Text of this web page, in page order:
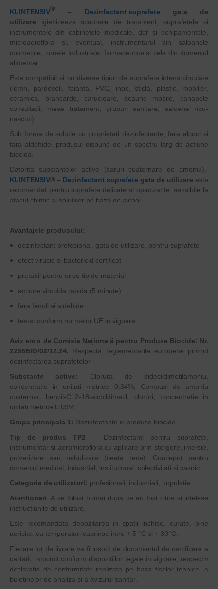
KLINTENSIV® – Dezinfectant suprafete gata de
utilizare igienizeaza scaunele de tratament, suprafetele si
instrumentele din cabinetele medicale, dar si echipamentele,
microaeroflora si, eventual, instrumentarul din saloanele
cosmetice, zonele industriale, farmaceutice si cele din domeniul
alimentar.
Este compatibil si cu diverse tipuri de suprafete intens circulate
(lemn, pardoseli, faianta, PVC, inox, sticla, plastic, mobilier,
ceramica, brancarde, carucioare, scaune mobile, canapele
consultatii, mese tratament, grupuri sanitare, saloane nou-
nascuti).
Sub forma de solutie cu proprietati dezinfectante, fara alcool si
fara aldehide, produsul dispune de un spectru larg de actiune
biocida.
Datorita substantelor active (saruri cuaternare de amoniu),
KLINTENSIV® – Dezinfectant suprafete gata de utilizare este
recomandat pentru suprafete delicate si opacizante, sensibile la
atacul chimic al solutiilor pe baza de alcool.
Avantajele produsului:
dezinfectant profesional, gata de utilizare, pentru suprafete
efect virucid si bactericid certificat
pretabil pentru orice tip de material
actiune virucida rapida (5 minute)
fara fenoli si aldehide
testat conform normelor UE in vigoare
Aviz emis de Comisia Națională pentru Produse Biocide: Nr.
2266BIO/02/12.24. Respecta reglementarile europene privind
dezinfectarea suprafetelor.
Substante active:
Clorura de didecildimetilamoniu,
concentratie in unitati metrice 0.34%; Compusi de amoniu
cuaternar, benzil-C12-18-alchildimetil, cloruri, concentratie in
unitati metrice 0.09%.
Grupa principala 1: Dezinfectante si produse biocide
Tip de produs TP2 – Dezinfectanti pentru suprafete,
instrumentar si aeromicroflora cu aplicare prin stergere, imersie,
pulverizare sau nebulizare (ceata rece). Conceput pentru
domeniul medical, industrial, institutional, colectivitati si casnic.
Categoria de utilizatori: profesionali, industriali, populatie
Atentionari: A se folosi numai dupa ce au fost citite si intelese
instructiunile de utilizare.
Este recomandata depozitarea in spatii inchise, curate, bine
aerisite, cu temperaturi cuprinse intre + 5 °C si + 30°C.
Fiecare lot de livrare va fi insotit de documentul de certificare a
calitatii, intocmit conform dispozitiilor legale in vigoare, respectiv
declaratia de conformitate realizata pe baza fiselor tehnice, a
buletinelor de analiza si a avizului sanitar.